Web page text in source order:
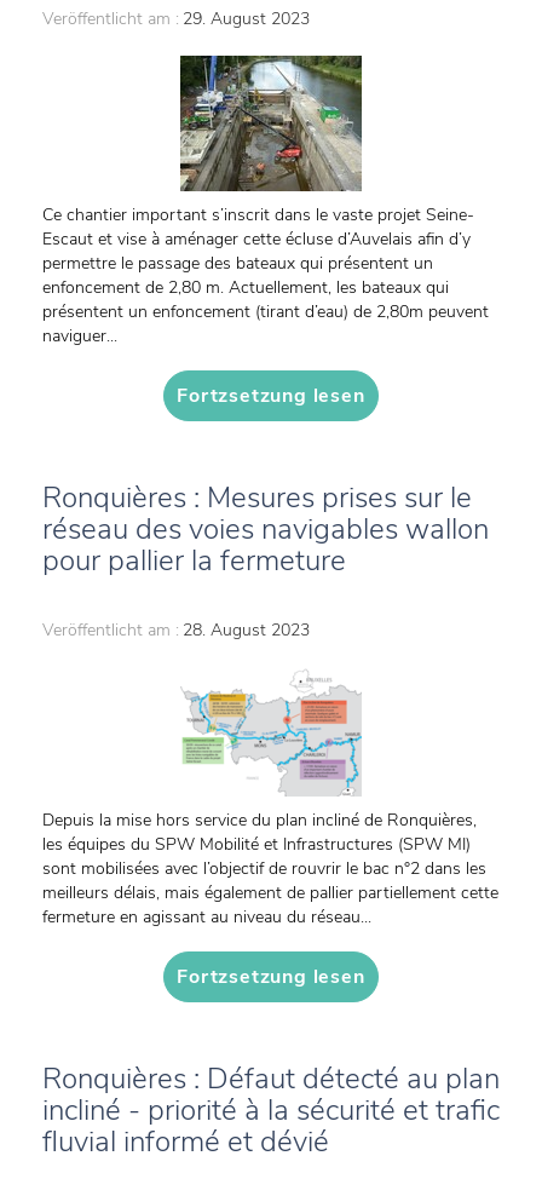
Veröffentlicht am : 29. August 2023
Ce chantier important s’inscrit dans le vaste projet Seine-
Escaut et vise à aménager cette écluse d’Auvelais afin d’y
permettre le passage des bateaux qui présentent un
enfoncement de 2,80 m. Actuellement, les bateaux qui
présentent un enfoncement (tirant d’eau) de 2,80m peuvent
naviguer...
Fortzsetzung lesen
Ronquières : Mesures prises sur le
réseau des voies navigables wallon
pour pallier la fermeture
Veröffentlicht am : 28. August 2023
Depuis la mise hors service du plan incliné de Ronquières,
les équipes du SPW Mobilité et Infrastructures (SPW MI)
sont mobilisées avec l’objectif de rouvrir le bac n°2 dans les
meilleurs délais, mais également de pallier partiellement cette
fermeture en agissant au niveau du réseau...
Fortzsetzung lesen
Ronquières : Défaut détecté au plan
incliné - priorité à la sécurité et trafic
fluvial informé et dévié